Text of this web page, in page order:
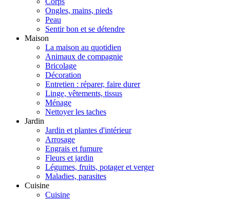
Ongles, mains, pieds
Peau
Sentir bon et se détendre
Maison
La maison au quotidien
Animaux de compagnie
Bricolage
Décoration
Entretien : réparer, faire durer
Linge, vêtements, tissus
Ménage
Nettoyer les taches
Jardin
Jardin et plantes d'intérieur
Arrosage
Engrais et fumure
Fleurs et jardin
Légumes, fruits, potager et verger
Maladies, parasites
Cuisine
Cuisine